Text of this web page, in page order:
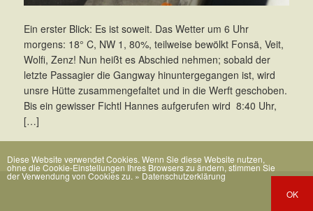
Ein erster Blick: Es ist soweit. Das Wetter um 6 Uhr
morgens: 18° C, NW 1, 80%, teilweise bewölkt Fonsä, Veit,
Wolfi, Zenz! Nun heißt es Abschied nehmen; sobald der
letzte Passagier die Gangway hinuntergegangen ist, wird
unsre Hütte zusammengefaltet und in die Werft geschoben.
Bis ein gewisser Fichtl Hannes aufgerufen wird  8:40 Uhr,
[…]
Diese Website verwendet Cookies. Wenn Sie diese Website nutzen,
ohne die Cookie-Einstellungen Ihres Browsers zu ändern, stimmen Sie
der Verwendung von Cookies zu. » Datenschutzerklärung
OK